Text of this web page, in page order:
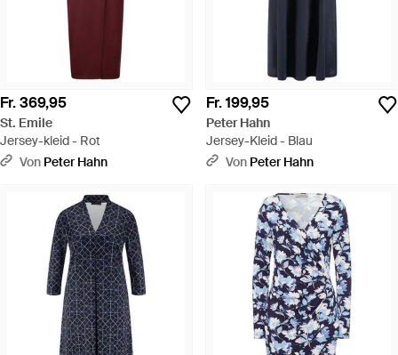
Fr. 369,95
St. Emile
Jersey-kleid - Rot
Von Peter Hahn
Fr. 199,95
Peter Hahn
Jersey-Kleid - Blau
Von Peter Hahn